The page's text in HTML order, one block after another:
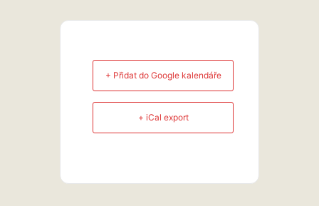
+ Přidat do Google kalendáře
+ iCal export